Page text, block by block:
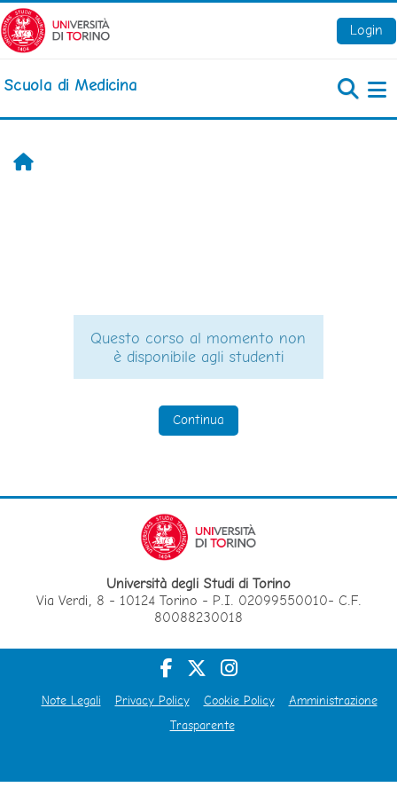
Vai al contenuto principale
Login
Scuola di Medicina
Home
Questo corso al momento non
è disponibile agli studenti
Continua
Università degli Studi di Torino
Via Verdi, 8 - 10124 Torino - P.I. 02099550010- C.F.
80088230018
Note Legali Privacy Policy Cookie Policy
Amministrazione
Trasparente